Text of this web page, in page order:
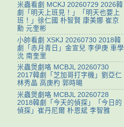
米蟲看劇 MCKJ 20260729 2026韓
劇「明天上班見！」「明天也要上
班！」徐仁國 朴智賢 康美娜 崔京
勳 元奎彬
小帥看劇 XSKJ 20260730 2018韓
劇「赤月青日」金宣兒 李伊庚 車學
沇 南奎里
米蟲煲劇咯 MCBJL 20260730
2017韓劇「芝加哥打字機」劉亞仁
林秀晶 高庚杓 郭時暘
米蟲煲劇咯 MCBJL 20260728
2018韓劇「今天的偵探」「今日的
偵探」崔丹尼爾 朴恩斌 李智雅